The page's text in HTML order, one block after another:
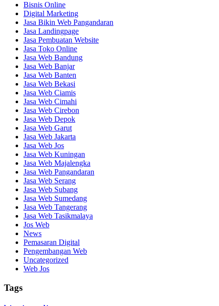
Bisnis Online
Digital Marketing
Jasa Bikin Web Pangandaran
Jasa Landingpage
Jasa Pembuatan Website
Jasa Toko Online
Jasa Web Bandung
Jasa Web Banjar
Jasa Web Banten
Jasa Web Bekasi
Jasa Web Ciamis
Jasa Web Cimahi
Jasa Web Cirebon
Jasa Web Depok
Jasa Web Garut
Jasa Web Jakarta
Jasa Web Jos
Jasa Web Kuningan
Jasa Web Majalengka
Jasa Web Pangandaran
Jasa Web Serang
Jasa Web Subang
Jasa Web Sumedang
Jasa Web Tangerang
Jasa Web Tasikmalaya
Jos Web
News
Pemasaran Digital
Pengembangan Web
Uncategorized
Web Jos
Tags